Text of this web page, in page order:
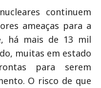
continuem
ameaças para a
há mais de 13 mil
muitas em estado
para serem
O risco de que